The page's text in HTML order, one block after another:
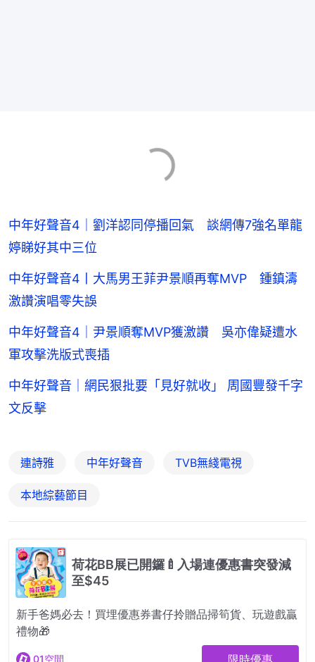
中年好聲音4｜劉洋認同停播回氣 談網傳7強名單龍
婷睇好其中三位
中年好聲音4丨大馬男王菲尹景順再奪MVP 鍾鎮濤
激讚演唱零失誤
中年好聲音4｜尹景順奪MVP獲激讚 吳亦偉疑遭水
軍攻擊洗版式喪插
中年好聲音｜網民狠批要「見好就收」 周國豐發千字
文反擊
連詩雅 中年好聲音 TVB無綫電視
本地綜藝節目